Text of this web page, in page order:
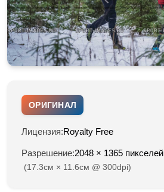
ОРИГИНАЛ
Лицензия:Royalty Free
Разрешение:2048 × 1365 пикселей
(17.3см × 11.6см @ 300dpi)